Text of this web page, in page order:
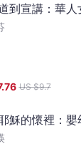
到宣講：華
US $9.7
穌的懷裡：